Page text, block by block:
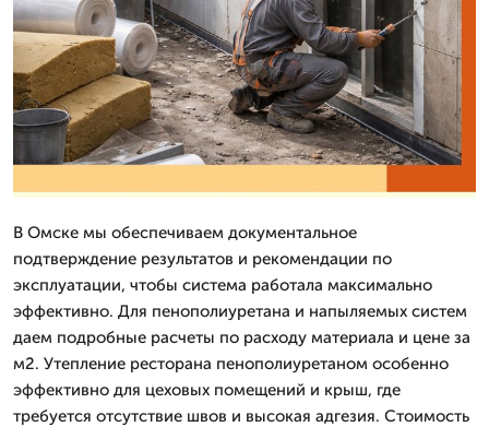
В Омске мы обеспечиваем документальное
подтверждение результатов и рекомендации по
эксплуатации, чтобы система работала максимально
эффективно. Для пенополиуретана и напыляемых систем
даем подробные расчеты по расходу материала и цене за
м2. Утепление ресторана пенополиуретаном особенно
эффективно для цеховых помещений и крыш, где
требуется отсутствие швов и высокая адгезия. Стоимость